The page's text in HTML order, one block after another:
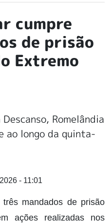
cumpre
de prisão
Extremo
Romelândia
ao longo da quinta-
- 11:01
mandados de prisão
ações realizadas nos